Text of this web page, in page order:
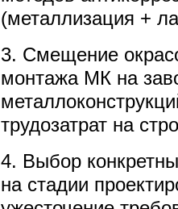
(металлизация +
3. Смещение
монтажа МК на
трудозатрат на
4. Выбор
на стадии